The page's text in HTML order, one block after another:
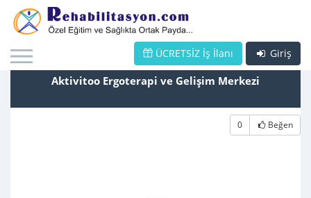
Giriş
ÜCRETSİZ İş İlanı
Aktivitoo Ergoterapi ve Gelişim Merkezi
0 Beğen